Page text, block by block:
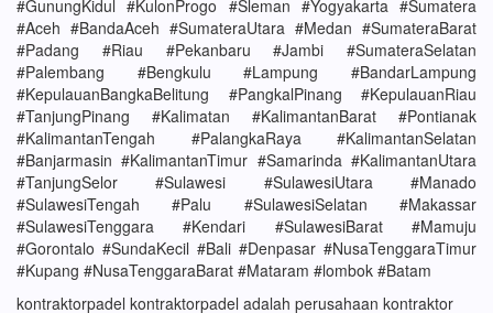
#GunungKidul #KulonProgo #Sleman #Yogyakarta #Sumatera
#Aceh #BandaAceh #SumateraUtara #Medan #SumateraBarat
#Padang #Riau #Pekanbaru #Jambi #SumateraSelatan
#Palembang #Bengkulu #Lampung #BandarLampung
#KepulauanBangkaBelitung #PangkalPinang #KepulauanRiau
#TanjungPinang #Kalimatan #KalimantanBarat #Pontianak
#KalimantanTengah #PalangkaRaya #KalimantanSelatan
#Banjarmasin #KalimantanTimur #Samarinda #KalimantanUtara
#TanjungSelor #Sulawesi #SulawesiUtara #Manado
#SulawesiTengah #Palu #SulawesiSelatan #Makassar
#SulawesiTenggara #Kendari #SulawesiBarat #Mamuju
#Gorontalo #SundaKecil #Bali #Denpasar #NusaTenggaraTimur
#Kupang #NusaTenggaraBarat #Mataram #lombok #Batam
kontraktorpadel kontraktorpadel adalah perusahaan kontraktor